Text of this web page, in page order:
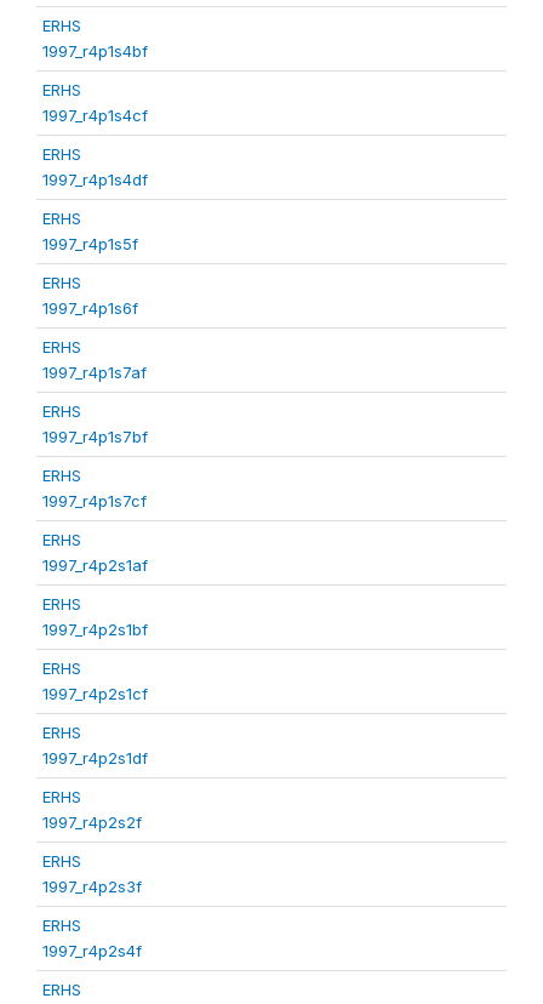
ERHS
1997_r4p1s4bf
ERHS
1997_r4p1s4cf
ERHS
1997_r4p1s4df
ERHS
1997_r4p1s5f
ERHS
1997_r4p1s6f
ERHS
1997_r4p1s7af
ERHS
1997_r4p1s7bf
ERHS
1997_r4p1s7cf
ERHS
1997_r4p2s1af
ERHS
1997_r4p2s1bf
ERHS
1997_r4p2s1cf
ERHS
1997_r4p2s1df
ERHS
1997_r4p2s2f
ERHS
1997_r4p2s3f
ERHS
1997_r4p2s4f
ERHS